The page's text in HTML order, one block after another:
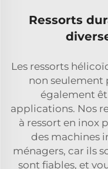
Ressorts
Les ressorts
non seulement
également
applications. Nos
à ressort en inox
des machines
ménagers, car ils
sont fiables, et